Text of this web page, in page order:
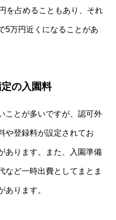
を占めることもあり、それ
5万円近くになることがあ
の入園料
ことが多いですが、認可外
や登録料が設定されてお
あります。また、入園準備
など一時出費としてまとま
あります。